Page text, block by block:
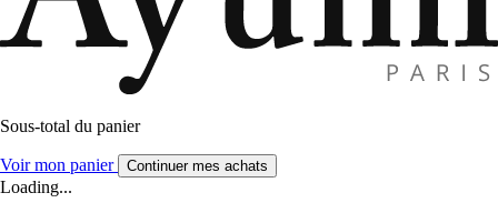
Sous-total du panier
Voir mon panier Continuer mes achats
Loading...